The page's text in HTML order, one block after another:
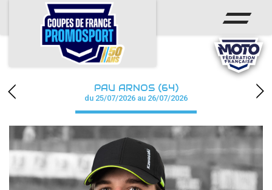
ACCUEIL
ACTUS
CALENDRIER
CHAMPIONNAT
RÉSULTATS
PHOTOS / WEB TV
PARTENAIRES
PAU ARNOS (64)
du 25/07/2026 au 26/07/2026